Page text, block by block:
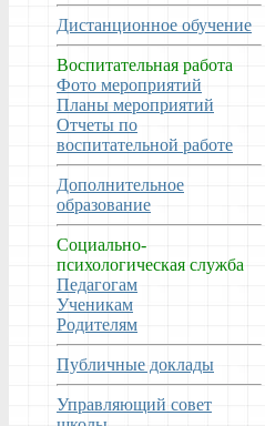
Дистанционное обучение
Воспитательная работа
Фото мероприятий
Планы мероприятий
Отчеты по
воспитательной работе
Дополнительное
образование
Социально-
психологическая служба
Педагогам
Ученикам
Родителям
Публичные доклады
Управляющий совет